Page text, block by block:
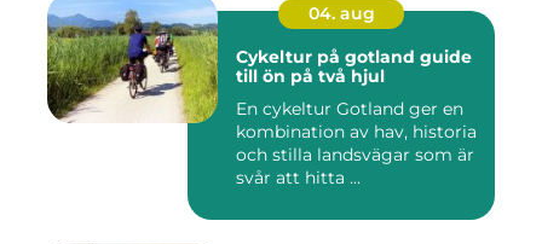
04. aug
Cykeltur på gotland guide
till ön på två hjul
En cykeltur Gotland ger en
kombination av hav, historia
och stilla landsvägar som är
svår att hitta ...